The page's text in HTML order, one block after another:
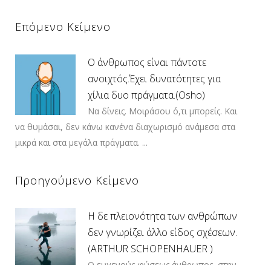
Επόμενο Κείμενο
Ο άνθρωπος είναι πάντοτε
ανοιχτός.Έχει δυνατότητες για
χίλια δυο πράγματα.(Osho)
Να δίνεις. Μοιράσου ό,τι μπορείς. Και
να θυμάσαι, δεν κάνω κανένα διαχωρισμό ανάμεσα στα
μικρά και στα μεγάλα πράγματα. ...
Προηγούμενο Κείμενο
Η δε πλειονότητα των ανθρώπων
δεν γνωρίζει άλλο είδος σχέσεων.
(ARTHUR SCHOPENHAUER )